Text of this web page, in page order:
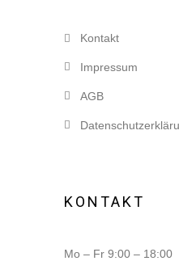
Kontakt
Impressum
AGB
KONTAKT
Mo – Fr 9:00 – 18:00